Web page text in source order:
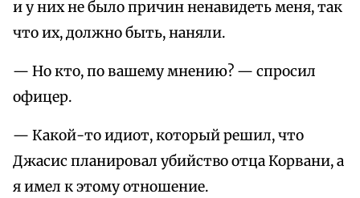
и у них не было причин ненавидеть меня, так
что их, должно быть, наняли.
— Но кто, по вашему мнению? — спросил
офицер.
— Какой-то идиот, который решил, что
Джасис планировал убийство отца Корвани, а
я имел к этому отношение.